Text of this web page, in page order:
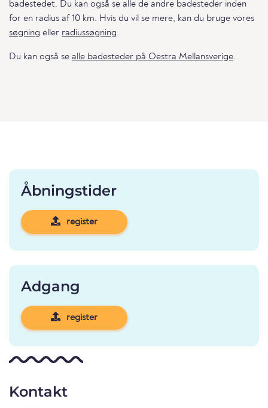
badestedet. Du kan også se alle de andre badesteder inden
for en radius af 10 km. Hvis du vil se mere, kan du bruge vores
søgning eller radiussøgning.
Du kan også se alle badesteder på Oestra Mellansverige.
Åbningstider
register
Adgang
register
Kontakt